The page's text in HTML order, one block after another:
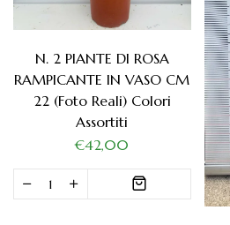
N. 2 PIANTE DI ROSA
RAMPICANTE IN VASO CM
22 (foto Reali) Colori
Assortiti
€42,00